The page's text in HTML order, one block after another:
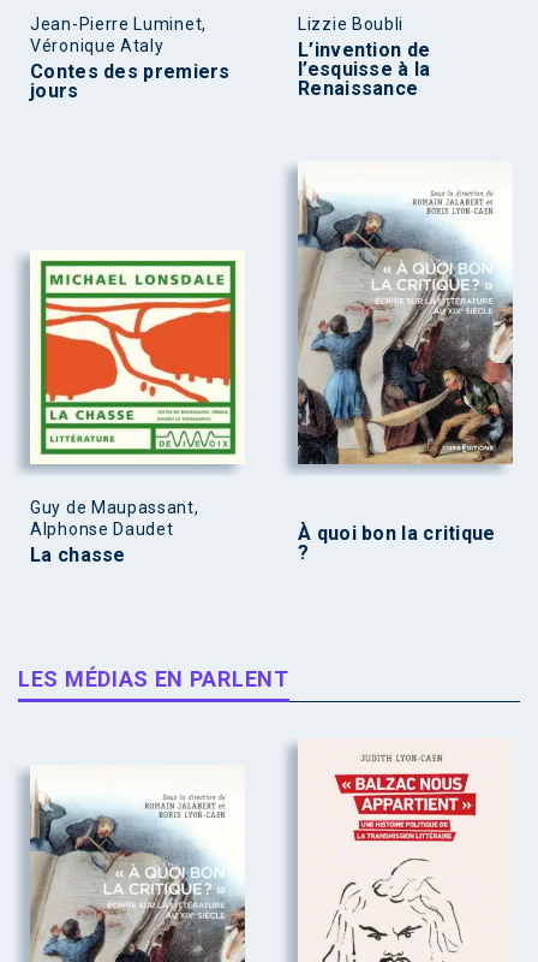
Jean-Pierre Luminet,
Véronique Ataly
Contes des premiers
jours
Lizzie Boubli
L’invention de
l’esquisse à la
Renaissance
Guy de Maupassant,
Alphonse Daudet
La chasse
À quoi bon la critique
?
LES MÉDIAS EN PARLENT